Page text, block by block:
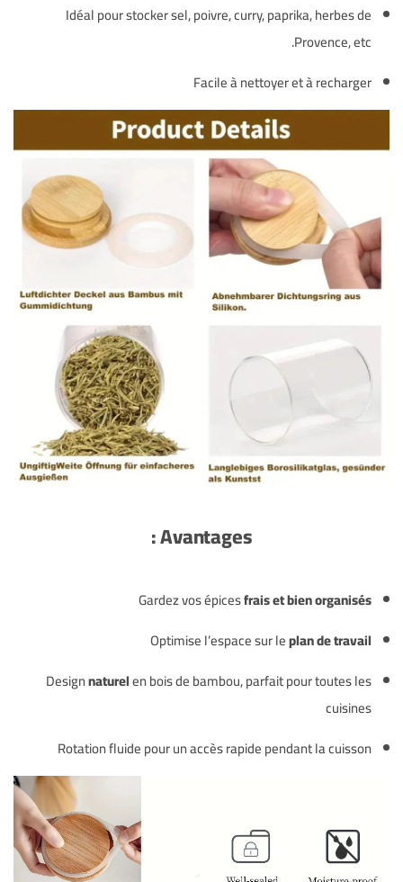
Idéal pour stocker sel, poivre, curry, paprika, herbes de
Provence, etc.
Facile à nettoyer et à recharger
Avantages :
Gardez vos épicesfrais et bien organisés
Optimise l’espace sur leplan de travail
Designnaturelen bois de bambou, parfait pour toutes les
cuisines
Rotation fluide pour un accès rapide pendant la cuisson